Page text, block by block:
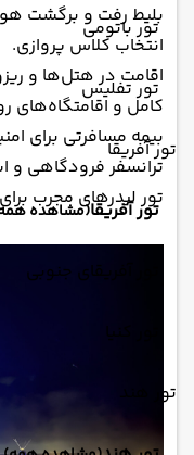
تور باتومی
تور تفلیس
تور آفریقا
تور آفریقا(مشاهده
تور آفریقای جنوبی
تور کنیا
تور هند
بلیط رفت و برگشت
انتخاب کلاس پروازی.
اقامت در هتل‌ها و
کامل و اقامتگاه‌های
بیمه مسافرتی برای
ترانسفر فرودگاهی و
تور لیدرهای مجرب